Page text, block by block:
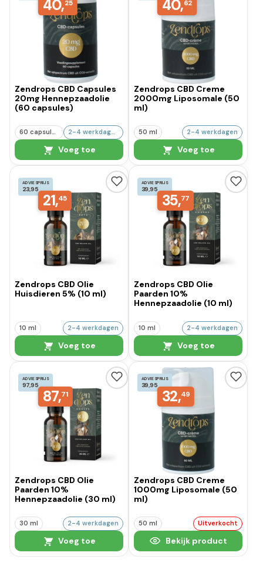
40,25
Zendrops CBD Capsules
20mg Hennepzaadolie
(60 capsules)
60 capsules 2-4 werkdagen
Voeg toe
40,62
Zendrops CBD Creme
2000mg Liposomale (50
ml)
50 ml 2-4 werkdagen
Voeg toe
ADVIESPRIJS
23,95
21,45
Zendrops CBD Olie
Huisdieren 5% (10 ml)
10 ml 2-4 werkdagen
Voeg toe
ADVIESPRIJS
39,95
35,77
Zendrops CBD Olie
Paarden 10%
Hennepzaadolie (10 ml)
10 ml 2-4 werkdagen
Voeg toe
ADVIESPRIJS
97,95
87,71
Zendrops CBD Olie
Paarden 10%
Hennepzaadolie (30 ml)
30 ml 2-4 werkdagen
Voeg toe
ADVIESPRIJS
39,95
32,49
Zendrops CBD Creme
1000mg Liposomale (50
ml)
50 ml Uitverkocht
Bekijk product